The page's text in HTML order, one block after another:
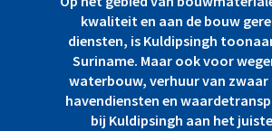
kwaliteit en aan de bouw
diensten, is Kuldipsingh
Suriname. Maar ook voor
waterbouw, verhuur van
havendiensten en
bij Kuldipsingh aan het